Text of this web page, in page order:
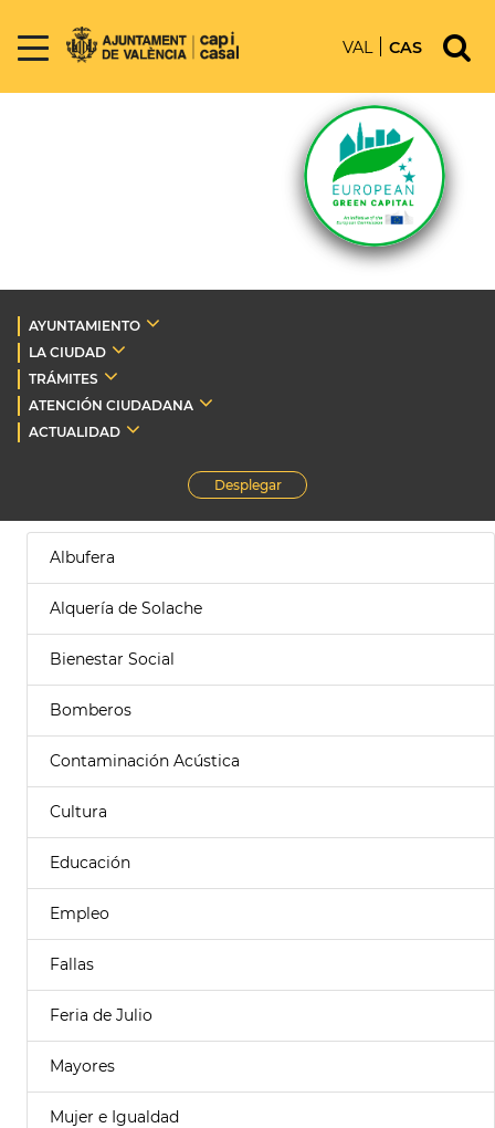
VAL CAS
AYUNTAMIENTO
LA CIUDAD
TRÁMITES
ATENCIÓN CIUDADANA
ACTUALIDAD
Desplegar
Albufera
Alquería de Solache
Bienestar Social
Bomberos
Contaminación Acústica
Cultura
Educación
Empleo
Fallas
Feria de Julio
Mayores
Mujer e Igualdad